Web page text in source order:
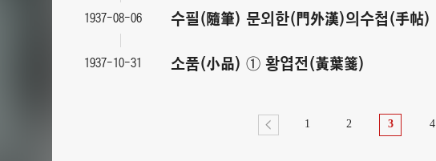
1937-08-06 수필(隨筆) 문외한(門外漢)의수첩(手帖)
1937-10-31 소품(小品) ① 황엽전(黃葉箋)
1 2 3 4